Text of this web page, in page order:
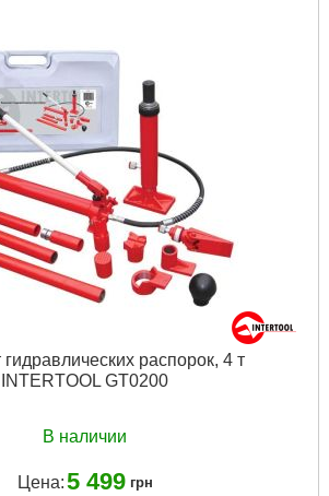
гидравлических распорок, 4 т
INTERTOOL GT0200
В наличии
Цена:5 499 грн